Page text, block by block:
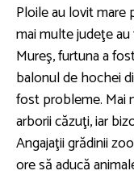
Ploile au lovit mare
mai multe judeţe
Mureş, furtuna a
balonul de hochei
fost probleme. Mai
arborii căzuţi, iar
Angajaţii grădinii
ore să aducă